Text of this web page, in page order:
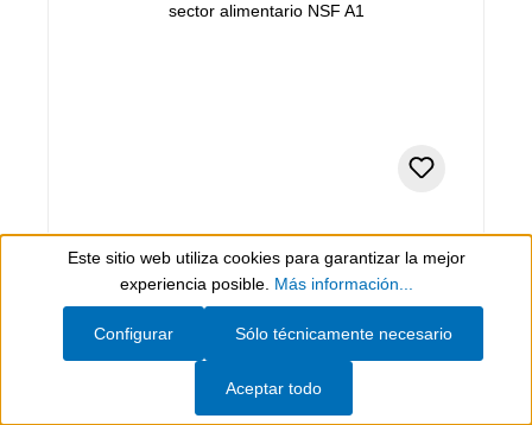
400 ml, blanco
Limpiador de Espuma
limpiador universal para el sector alimentario NSF
Show toolbar
Este sitio web utiliza cookies para garantizar la mejor
experiencia posible. Más información...
Sólo técnicamente necesario
Configurar
Aceptar todo